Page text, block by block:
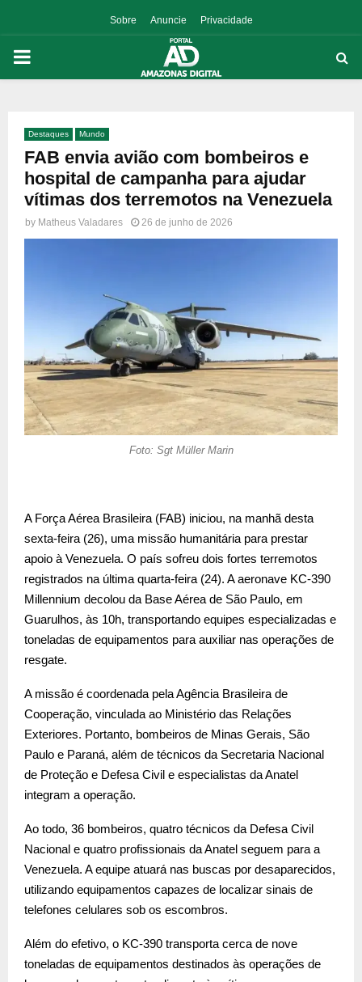
Sobre Anuncie Privacidade
PRIMARY
Destaques Mundo
FAB envia avião com bombeiros e
hospital de campanha para ajudar
vítimas dos terremotos na Venezuela
by Matheus Valadares 26 de junho de 2026
Foto: Sgt Müller Marin
A Força Aérea Brasileira (FAB) iniciou, na manhã desta
sexta-feira (26), uma missão humanitária para prestar
apoio à Venezuela. O país sofreu dois fortes terremotos
registrados na última quarta-feira (24). A aeronave KC-390
Millennium decolou da Base Aérea de São Paulo, em
Guarulhos, às 10h, transportando equipes especializadas e
toneladas de equipamentos para auxiliar nas operações de
resgate.
A missão é coordenada pela Agência Brasileira de
Cooperação, vinculada ao Ministério das Relações
Exteriores. Portanto, bombeiros de Minas Gerais, São
Paulo e Paraná, além de técnicos da Secretaria Nacional
de Proteção e Defesa Civil e especialistas da Anatel
integram a operação.
Ao todo, 36 bombeiros, quatro técnicos da Defesa Civil
Nacional e quatro profissionais da Anatel seguem para a
Venezuela. A equipe atuará nas buscas por desaparecidos,
utilizando equipamentos capazes de localizar sinais de
telefones celulares sob os escombros.
Além do efetivo, o KC-390 transporta cerca de nove
toneladas de equipamentos destinados às operações de